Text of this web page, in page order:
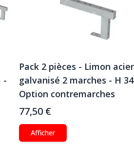
-
Pack 2 pièces - Limon acier
galvanisé 2 marches - H
Option contremarches
77,50 €
Afficher